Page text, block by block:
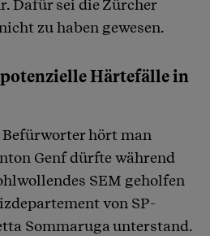
Dafür sei die Zürcher
zu haben gewesen.
Härtefälle in
Befürworter hört man
Genf dürfte während
SEM geholfen
von SP-
Sommaruga unterstand.